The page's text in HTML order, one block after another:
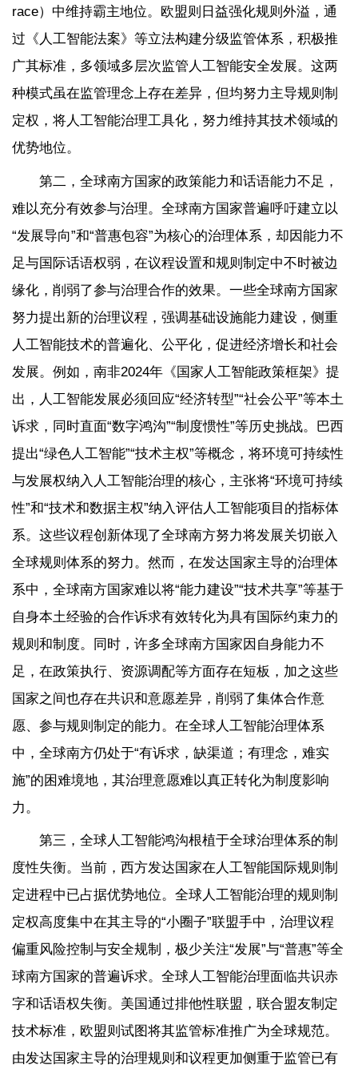
race）中维持霸主地位。欧盟则日益强化规则外溢，通
过《人工智能法案》等立法构建分级监管体系，积极推
广其标准，多领域多层次监管人工智能安全发展。这两
种模式虽在监管理念上存在差异，但均努力主导规则制
定权，将人工智能治理工具化，努力维持其技术领域的
优势地位。
第二，全球南方国家的政策能力和话语能力不足，
难以充分有效参与治理。全球南方国家普遍呼吁建立以
“发展导向”和“普惠包容”为核心的治理体系，却因能力不
足与国际话语权弱，在议程设置和规则制定中不时被边
缘化，削弱了参与治理合作的效果。一些全球南方国家
努力提出新的治理议程，强调基础设施能力建设，侧重
人工智能技术的普遍化、公平化，促进经济增长和社会
发展。例如，南非2024年《国家人工智能政策框架》提
出，人工智能发展必须回应“经济转型”“社会公平”等本土
诉求，同时直面“数字鸿沟”“制度惯性”等历史挑战。巴西
提出“绿色人工智能”“技术主权”等概念，将环境可持续性
与发展权纳入人工智能治理的核心，主张将“环境可持续
性”和“技术和数据主权”纳入评估人工智能项目的指标体
系。这些议程创新体现了全球南方努力将发展关切嵌入
全球规则体系的努力。然而，在发达国家主导的治理体
系中，全球南方国家难以将“能力建设”“技术共享”等基于
自身本土经验的合作诉求有效转化为具有国际约束力的
规则和制度。同时，许多全球南方国家因自身能力不
足，在政策执行、资源调配等方面存在短板，加之这些
国家之间也存在共识和意愿差异，削弱了集体合作意
愿、参与规则制定的能力。在全球人工智能治理体系
中，全球南方仍处于“有诉求，缺渠道；有理念，难实
施”的困难境地，其治理意愿难以真正转化为制度影响
力。
第三，全球人工智能鸿沟根植于全球治理体系的制
度性失衡。当前，西方发达国家在人工智能国际规则制
定进程中已占据优势地位。全球人工智能治理的规则制
定权高度集中在其主导的“小圈子”联盟手中，治理议程
偏重风险控制与安全规制，极少关注“发展”与“普惠”等全
球南方国家的普遍诉求。全球人工智能治理面临共识赤
字和话语权失衡。美国通过排他性联盟，联合盟友制定
技术标准，欧盟则试图将其监管标准推广为全球规范。
由发达国家主导的治理规则和议程更加侧重于监管已有